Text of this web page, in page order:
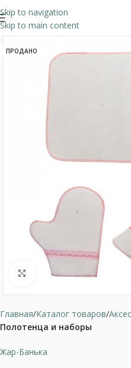
Skip to navigation
Skip to main content
ПРОДАНО
Нажмите, чтобы
Главная Каталог товаров
Полотенца и наборы
Жар-Банька